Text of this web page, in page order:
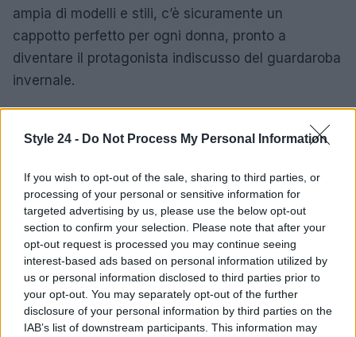
Style 24 - Do Not Process My Personal Information
If you wish to opt-out of the sale, sharing to third parties, or
processing of your personal or sensitive information for
targeted advertising by us, please use the below opt-out
section to confirm your selection. Please note that after your
opt-out request is processed you may continue seeing
interest-based ads based on personal information utilized by
us or personal information disclosed to third parties prior to
your opt-out. You may separately opt-out of the further
disclosure of your personal information by third parties on the
IAB’s list of downstream participants. This information may
ampia di modelli e stili, c’è sicuramente un
cappotto perfetto per ogni donna, pronto a
diventare il protagonista indiscusso del guardaroba
invernale.
AUTORE